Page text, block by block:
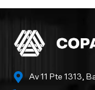
Av 11 Pte 1313,